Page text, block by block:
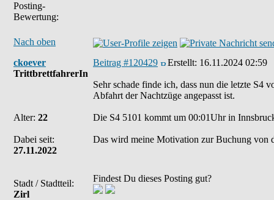
Posting-
Bewertung:
Nach oben
ckoever
TrittbrettfahrerIn
Alter: 22
Dabei seit:
27.11.2022
Stadt / Stadtteil:
Zirl
Beitrag #120429 Erstellt: 16.11.2024 02:59
Sehr schade finde ich, dass nun die letzte S4
Abfahrt der Nachtzüge angepasst ist.
Die S4 5101 kommt um 00:01Uhr in
Das wird meine Motivation zur Buchung von
Findest Du dieses Posting gut?